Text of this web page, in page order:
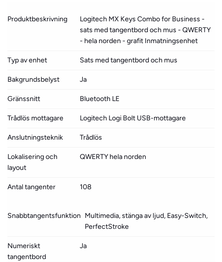
Produktbeskrivning
Logitech MX Keys Combo for Business -
sats med tangentbord och mus - QWERTY
- hela norden - grafit Inmatningsenhet
Typ av enhet Sats med tangentbord och mus
Bakgrundsbelyst Ja
Gränssnitt Bluetooth LE
Trådlös mottagare Logitech Logi Bolt USB-mottagare
Anslutningsteknik Trådlös
Lokalisering och
layout
QWERTY hela norden
Antal tangenter 108
Snabbtangentsfunktion Multimedia, stänga av ljud, Easy-Switch,
PerfectStroke
Numeriskt
tangentbord
Ja